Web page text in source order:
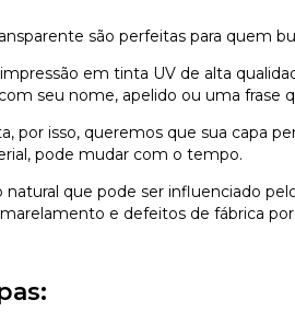
são perfeitas para quem
em tinta UV de alta
seu nome, apelido ou uma frase
por isso, queremos que sua capa
pode mudar com o tempo.
que pode ser influenciado
e defeitos de fábrica